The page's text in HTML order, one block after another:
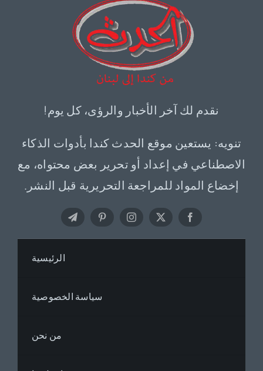
نقدم لك آخر الأخبار والرؤى، كل يوم!
تنويه: يستعين موقع الحدث كندا بأدوات الذكاء
الاصطناعي في إعداد أو تحرير بعض محتواه، مع
إخضاع المواد للمراجعة التحريرية قبل النشر.
الرئيسية
سياسة الخصوصية
من نحن